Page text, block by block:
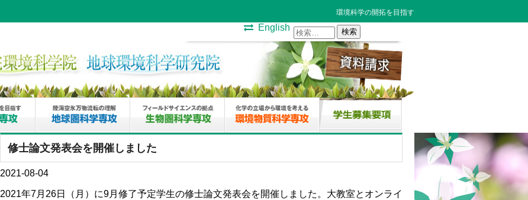
環境科学の開拓を目指す
検
索:
English
修士論文発表会を開催しました
2021-08-04
2021年7月26日（月）に9月修了予定学生の修士論文発表会を開催しました。大教室とオンライ